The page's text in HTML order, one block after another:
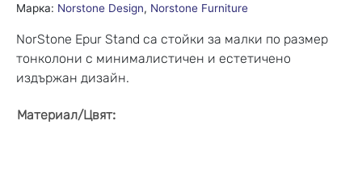
Марка: Norstone Design, Norstone Furniture
NorStone Epur Stand са стойки за малки по размер
тонколони с минималистичен и естетичено
издържан дизайн.
Материал/Цвят: